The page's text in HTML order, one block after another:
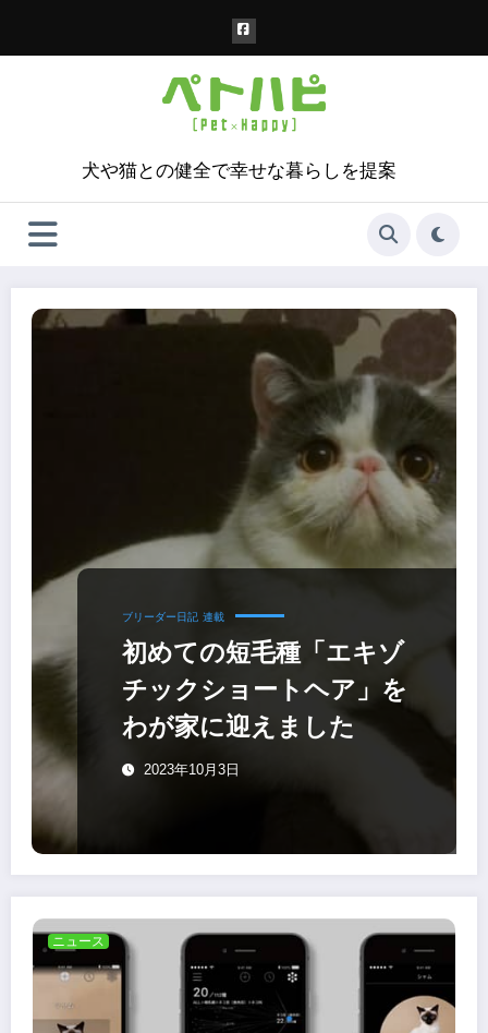
犬や猫との健全で幸せな暮らしを提案
ブリーダー日記 連載
初めての短毛種「エキゾ
チックショートヘア」を
わが家に迎えました
2023年10月3日
ニュース